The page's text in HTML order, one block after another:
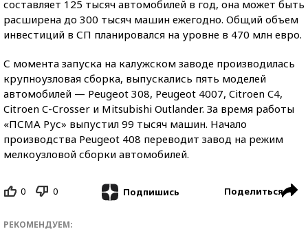
составляет 125 тысяч автомобилей в год, она может быть
расширена до 300 тысяч машин ежегодно. Общий объем
инвестиций в СП планировался на уровне в 470 млн евро.
С момента запуска на калужском заводе производилась
крупноузловая сборка, выпускались пять моделей
автомобилей — Peugeot 308, Peugeot 4007, Citroеn C4,
Citroеn C-Crosser и Mitsubishi Outlander. За время работы
«ПСМА Рус» выпустил 99 тысяч машин. Начало
производства Peugeot 408 переводит завод на режим
мелкоузловой сборки автомобилей.
0 0 Подпишись Поделиться
РЕКОМЕНДУЕМ: